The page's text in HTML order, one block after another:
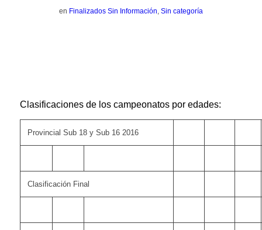
en Finalizados Sin Información, Sin categoría
Clasificaciones de los campeonatos por edades:
Provincial Sub 18 y Sub 16 2016
Clasificación Final